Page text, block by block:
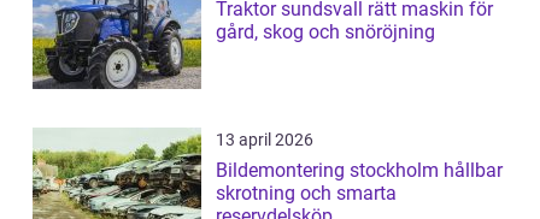
Traktor sundsvall rätt maskin för
gård, skog och snöröjning
13 april 2026
Bildemontering stockholm hållbar
skrotning och smarta